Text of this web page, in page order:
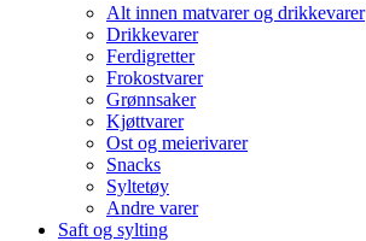
Alt innen matvarer og drikkevarer
Drikkevarer
Ferdigretter
Frokostvarer
Grønnsaker
Kjøttvarer
Ost og meierivarer
Snacks
Syltetøy
Andre varer
Saft og sylting